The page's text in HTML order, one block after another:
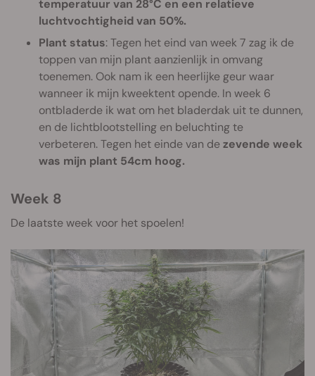
temperatuur van 28°C en een relatieve
luchtvochtigheid van 50%.
Plant status: Tegen het eind van week 7 zag ik de
toppen van mijn plant aanzienlijk in omvang
toenemen. Ook nam ik een heerlijke geur waar
wanneer ik mijn kweektent opende. In week 6
ontbladerde ik wat om het bladerdak uit te dunnen,
en de lichtblootstelling en beluchting te
verbeteren. Tegen het einde van dezevende week
was mijn plant 54cm hoog.
Week 8
De laatste week voor het spoelen!